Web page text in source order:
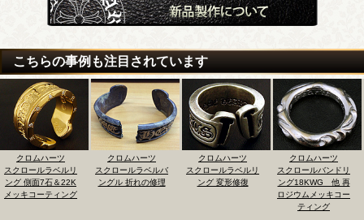
こちらの事例も注目されています
クロムハーツ
スクロールラベルリ
ング 側面7石＆22K
メッキコーティング
クロムハーツ
スクロールラベルバ
ングル 折れの修理
クロムハーツ
スクロールラベルリ
ング 変形修復
クロムハーツ
スクロールバンドリ
ング18KWG 他 再
ロジウムメッキコー
ティング